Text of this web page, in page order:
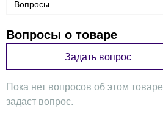
Вопросы
Вопросы о товаре
Задать вопрос
Пока нет вопросов об этом
задаст вопрос.